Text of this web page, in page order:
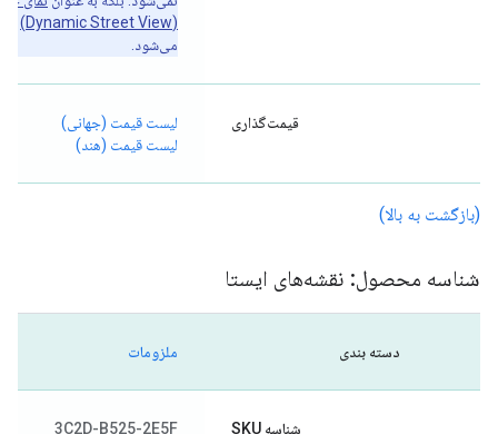
(Dynamic Street View)
می‌شود.
قیمت‌گذاری
لیست قیمت (جهانی)
لیست قیمت (هند)
(بازگشت به بالا)
شناسه محصول: نقشه‌های ایستا
دسته بندی ملزومات
شناسه SKU
3C2D-B525-2E5F